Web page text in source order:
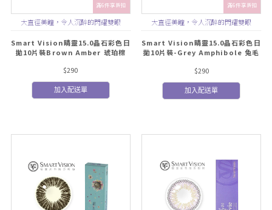
滿6件享折扣
大直徑美瞳，令人沉醉的閃耀雙眼
Smart Vision睛靈15.0晶石彩色日
拋10片裝Brown Amber 琥珀棕
$290
加入配送單
滿6件享折扣
大直徑美瞳，令人沉醉的閃耀雙眼
Smart Vision睛靈15.0晶石彩色日
拋10片裝-Grey Amphibole 兔毛
$290
加入配送單